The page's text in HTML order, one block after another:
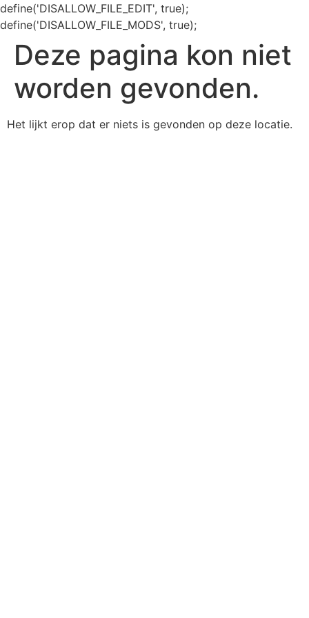
define('DISALLOW_FILE_EDIT', true);
define('DISALLOW_FILE_MODS', true);
Deze pagina kon niet
worden gevonden.
Het lijkt erop dat er niets is gevonden op deze locatie.